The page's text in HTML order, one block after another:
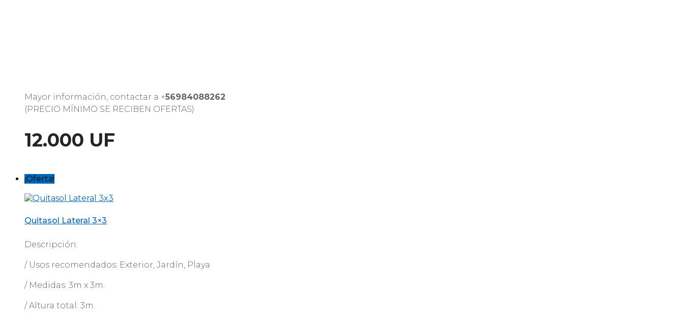
Mayor información, contactar a +56984088262
(PRECIO MÍNIMO SE RECIBEN OFERTAS)
12.000 UF
¡Oferta!
Quitasol Lateral 3×3
Descripción:
/ Usos recomendados: Exterior, Jardín, Playa
/ Medidas: 3m x 3m.
/ Altura total: 3m.